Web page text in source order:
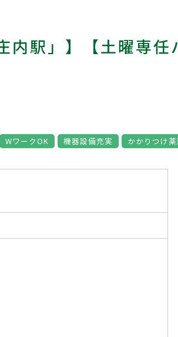
内駅」】【土曜専
WワークOK 機器設備充実 かかりつけ